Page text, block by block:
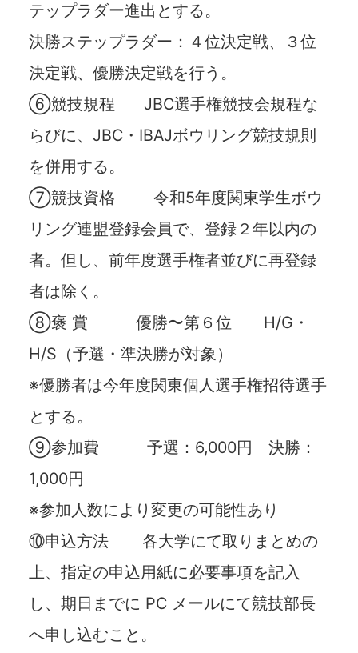
テップラダー進出とする。
決勝ステップラダー：４位決定戦、３位
決定戦、優勝決定戦を⾏う。
⑥競技規程 JBC選⼿権競技会規程な
らびに、JBC・IBAJボウリング競技規則
を併⽤する。
⑦競技資格 令和5年度関東学⽣ボウ
リング連盟登録会員で、登録２年以内の
者。但し、前年度選⼿権者並びに再登録
者は除く。
⑧褒 賞 優勝〜第６位 H/G・
H/S（予選・準決勝が対象）
※優勝者は今年度関東個⼈選⼿権招待選⼿
とする。
⑨参加費 予選：6,000円 決勝：
1,000円
※参加⼈数により変更の可能性あり
⑩申込⽅法 各⼤学にて取りまとめの
上、指定の申込⽤紙に必要事項を記⼊
し、期⽇までに PC メールにて競技部⻑
へ申し込むこと。